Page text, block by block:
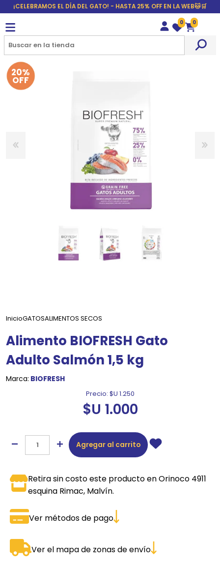
¡CELEBRAMOS EL DÍA DEL GATO! - HASTA 25% OFF EN LA WEB🐱🛒
Wishlist
0
Carrito
0
20%
OFF
InicioGATOSALIMENTOS SECOS
Alimento BIOFRESH Gato
Adulto Salmón 1,5 kg
Marca: BIOFRESH
Precio: $U 1.250
$U 1.000
Agregar al carrito
Retira sin costo este producto en Orinoco 4911
esquina Rimac, Malvín.
Ver métodos de pago
Ver el mapa de zonas de envío